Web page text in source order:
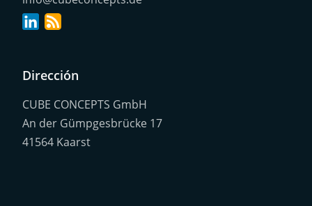
Dirección
CUBE CONCEPTS GmbH
An der Gümpgesbrücke 17
41564 Kaarst